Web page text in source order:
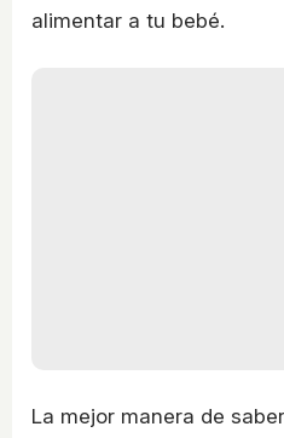
alimentar a tu bebé.
La mejor manera de